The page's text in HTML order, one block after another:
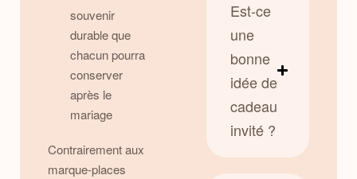
souvenir
durable que
chacun pourra
conserver
après le
mariage
Contrairement aux
marque-places
Est-ce
une
bonne
idée de
cadeau
invité ?